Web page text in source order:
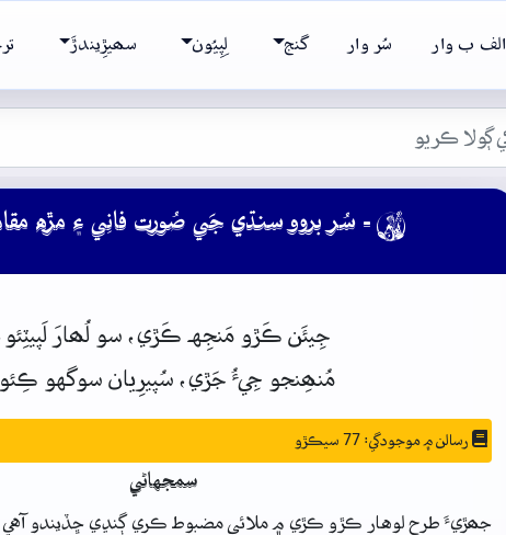
الف ب وار سُر وار گنج لِپِيُون سھيڙِيندڙَ
 - سُر بروو سنڌي جَي صُورت فانِي ۽ مڙه
جِيئَن ڪَڙو مَنجِهہ ڪَڙي، سو لُھارَ
مُنھِنجو جِيءُجَڙي، سُپيرِيان سوگهو
رسالن ۾ موجودگي: 77 سيڪڙو
سمجهاڻي
جھڙيءَ طرح لوهار ڪڙو ڪڙي ۾ ملائي مضبوط ڪري ڳنڍي ڇڏيندو آهي